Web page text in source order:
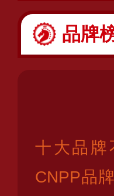
品牌榜
十大品牌
CNPP品